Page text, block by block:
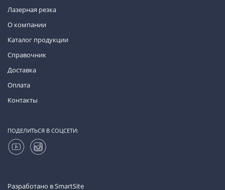
Лазерная резка
О компании
Каталог продукции
Справочник
Доставка
Оплата
Контакты
ПОДЕЛИТЬСЯ В СОЦСЕТИ:
Разработано вSmartSite